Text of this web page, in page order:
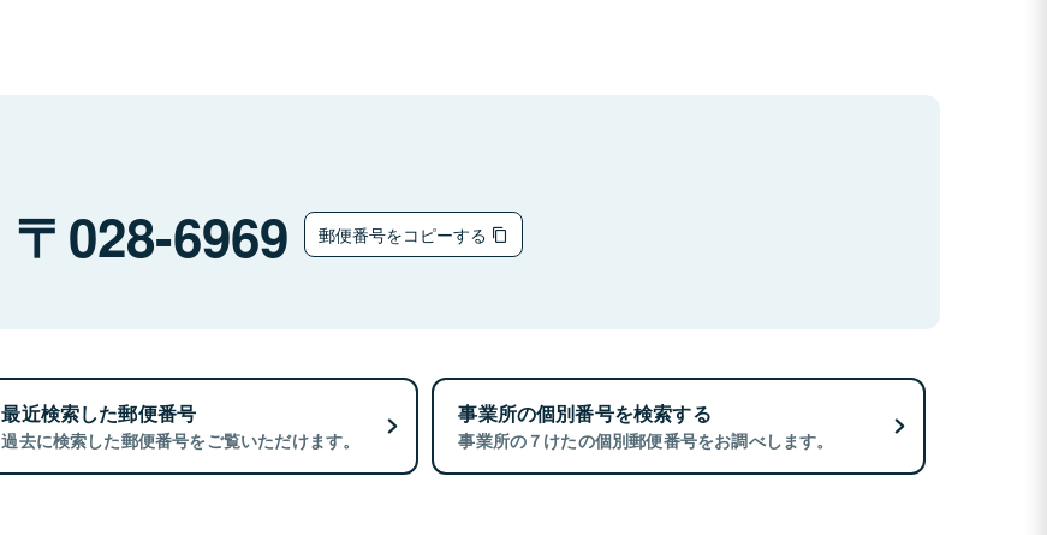
028-6969 郵便番号をコピーする
最近検索した郵便番号
過去に検索した郵便番号をご覧いただけます。
事業所の個別番号を検索する
事業所の７けたの個別郵便番号をお調べします。